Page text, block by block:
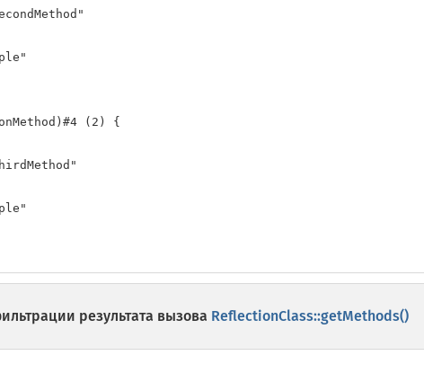
(2) {
результата вызова ReflectionClass::getMethods()